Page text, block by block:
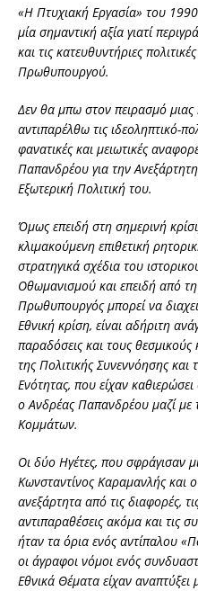
«Η Πτυχιακή Εργασία» του
μία σημαντική αξία γιατί
και τις κατευθυντήριες
Πρωθυπουργού.
Δεν θα μπω στον πειρασμό μιας
αντιπαρέλθω τις ιδεοληπτικό-
φανατικές και μειωτικές
Παπανδρέου για την
Εξωτερική Πολιτική του.
Όμως επειδή στη σημερινή
κλιμακούμενη επιθετική
στρατηγικά σχέδια του
Οθωμανισμού και επειδή από
Πρωθυπουργός μπορεί να
Εθνική κρίση, είναι αδήριτη
παραδόσεις και τους
της Πολιτικής Συνεννόησης και
Ενότητας, που είχαν
ο Ανδρέας Παπανδρέου μαζί με
Κομμάτων.
Οι δύο Ηγέτες, που σφράγισαν
Κωνσταντίνος Καραμανλής και
ανεξάρτητα από τις διαφορές,
αντιπαραθέσεις ακόμα και τις
ήταν τα όρια ενός αντίπαλου
οι άγραφοι νόμοι ενός
Εθνικά Θέματα είχαν αναπτύξει